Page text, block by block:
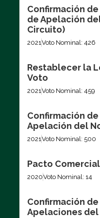
Confirmación
de Apelación
Circuito)
2021Voto Nominal: 426
Restablecer la
Voto
2021Voto Nominal: 459
Confirmación
Apelación del
2021Voto Nominal: 500
Pacto Comercial
2020Voto Nominal: 14
Confirmación
Apelaciones del